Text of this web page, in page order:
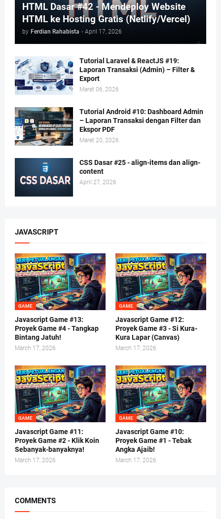
HTML Dasar #42 - Mendeploy Website
HTML ke Hosting Gratis (Netlify/Vercel)
by Ferdian Rahabista - April 17, 2026
Tutorial Laravel & ReactJS #19:
Laporan Transaksi (Admin) – Filter &
Export
Maret 06, 2026
Tutorial Android #10: Dashboard Admin
– Laporan Transaksi dengan Filter dan
Ekspor PDF
Maret 20, 2026
CSS Dasar #25 - align-items dan align-
content
April 27, 2026
JAVASCRIPT
GAME
Javascript Game #13:
Proyek Game #4 - Tangkap
Bintang Jatuh!
March 17, 2026
GAME
Javascript Game #12:
Proyek Game #3 - Si Kura-
Kura Lapar (Canvas)
March 17, 2026
GAME
Javascript Game #11:
Proyek Game #2 - Klik Koin
Sebanyak-banyaknya!
March 17, 2026
GAME
Javascript Game #10:
Proyek Game #1 - Tebak
Angka Ajaib!
March 17, 2026
COMMENTS